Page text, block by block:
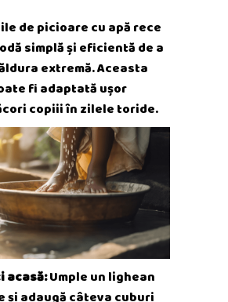
de picioare cu apă rece
simplă și eficientă de a
extremă. Aceasta
fi adaptată ușor
copiii în zilele toride.
acasă:Umple un lighean
și adaugă câteva cuburi